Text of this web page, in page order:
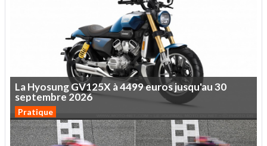
LaHyosungGV125X à4499eurosjusqu'au30
septembre 2026
Pratique